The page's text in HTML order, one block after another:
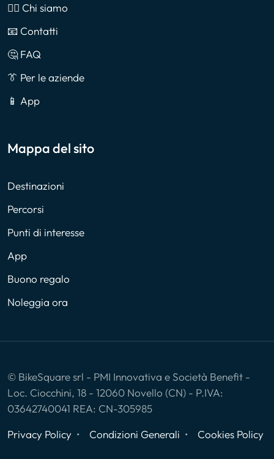
🙎‍♂️ Chi siamo
📧 Contatti
🤔 FAQ
👔 Per le aziende
📱 App
Mappa del sito
Destinazioni
Percorsi
Punti di interesse
App
Buono regalo
Noleggia ora
© BikeSquare srl - PMI Innovativa e Società Benefit -
Loc. Ciocchini, 18 - 12060 Novello (CN) - P.IVA:
03642740041 REA: CN-305985
Privacy Policy
Condizioni Generali Cookies Policy